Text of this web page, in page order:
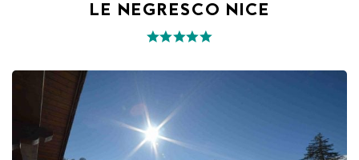
LE NEGRESCO NICE